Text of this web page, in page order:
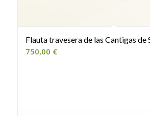
Flauta travesera de las Cantigas de
750,00 €